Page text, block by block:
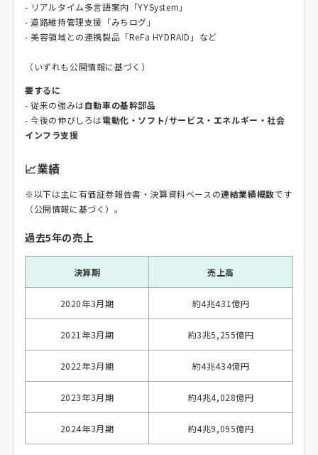
- リアルタイム多言語案内「YYSystem」
- 道路維持管理支援「みちログ」
- 美容領域との連携製品「ReFa HYDRAID」など
（いずれも公開情報に基づく）
要するに
- 従来の強みは自動車の基幹部品
- 今後の伸びしろは電動化・ソフト/サービス・エネルギー・社会
インフラ支援
📈業績
※以下は主に有価証券報告書・決算資料ベースの連結業績概数です
（公開情報に基づく）。
過去5年の売上
決算期 売上高
2020年3月期 約4兆431億円
2021年3月期 約3兆5,255億円
2022年3月期 約4兆434億円
2023年3月期 約4兆4,028億円
2024年3月期 約4兆9,095億円